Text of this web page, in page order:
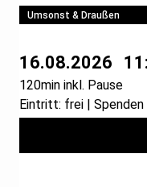
Umsonst & Draußen
16.08.2026
120min inkl. Pause
Eintritt: frei |